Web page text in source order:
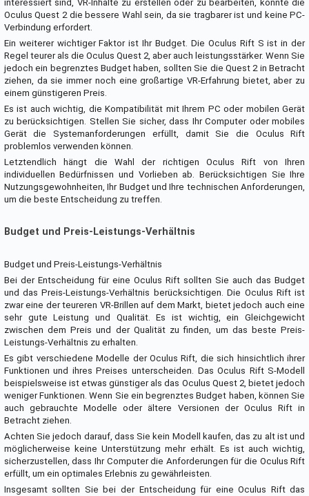
interessiert sind, VR-Inhalte zu erstellen oder zu bearbeiten, könnte die
Oculus Quest 2 die bessere Wahl sein, da sie tragbarer ist und keine PC-
Verbindung erfordert.
Ein weiterer wichtiger Faktor ist Ihr Budget. Die Oculus Rift S ist in der
Regel teurer als die Oculus Quest 2, aber auch leistungsstärker. Wenn Sie
jedoch ein begrenztes Budget haben, sollten Sie die Quest 2 in Betracht
ziehen, da sie immer noch eine großartige VR-Erfahrung bietet, aber zu
einem günstigeren Preis.
Es ist auch wichtig, die Kompatibilität mit Ihrem PC oder mobilen Gerät
zu berücksichtigen. Stellen Sie sicher, dass Ihr Computer oder mobiles
Gerät die Systemanforderungen erfüllt, damit Sie die Oculus Rift
problemlos verwenden können.
Letztendlich hängt die Wahl der richtigen Oculus Rift von Ihren
individuellen Bedürfnissen und Vorlieben ab. Berücksichtigen Sie Ihre
Nutzungsgewohnheiten, Ihr Budget und Ihre technischen Anforderungen,
um die beste Entscheidung zu treffen.
Budget und Preis-Leistungs-Verhältnis
Budget und Preis-Leistungs-Verhältnis
Bei der Entscheidung für eine Oculus Rift sollten Sie auch das Budget
und das Preis-Leistungs-Verhältnis berücksichtigen. Die Oculus Rift ist
zwar eine der teureren VR-Brillen auf dem Markt, bietet jedoch auch eine
sehr gute Leistung und Qualität. Es ist wichtig, ein Gleichgewicht
zwischen dem Preis und der Qualität zu finden, um das beste Preis-
Leistungs-Verhältnis zu erhalten.
Es gibt verschiedene Modelle der Oculus Rift, die sich hinsichtlich ihrer
Funktionen und ihres Preises unterscheiden. Das Oculus Rift S-Modell
beispielsweise ist etwas günstiger als das Oculus Quest 2, bietet jedoch
weniger Funktionen. Wenn Sie ein begrenztes Budget haben, können Sie
auch gebrauchte Modelle oder ältere Versionen der Oculus Rift in
Betracht ziehen.
Achten Sie jedoch darauf, dass Sie kein Modell kaufen, das zu alt ist und
möglicherweise keine Unterstützung mehr erhält. Es ist auch wichtig,
sicherzustellen, dass Ihr Computer die Anforderungen für die Oculus Rift
erfüllt, um ein optimales Erlebnis zu gewährleisten.
Insgesamt sollten Sie bei der Entscheidung für eine Oculus Rift das